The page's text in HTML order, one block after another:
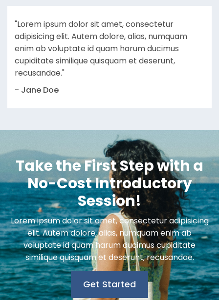
"Lorem ipsum dolor sit amet, consectetur
adipisicing elit. Autem dolore, alias, numquam
enim ab voluptate id quam harum ducimus
cupiditate similique quisquam et deserunt,
recusandae."
- Jane Doe
Take the First Step with a
No-Cost Introductory
Session!
Lorem ipsum dolor sit amet, consectetur adipisicing
elit. Autem dolore, alias, numquam enim ab
voluptate id quam harum ducimus cupiditate
similique quisquam et deserunt, recusandae.
Get Started